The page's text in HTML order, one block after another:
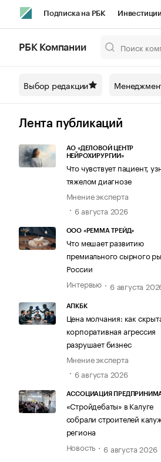
Подписка на РБК Инвестиции
Спецпроекты СПб
Технологии и медиа
РБК Компании
Выбор редакции
Лента публикаций
АО «ДЕЛОВОЙ ЦЕНТР
НЕЙРОХИРУРГИИ»
Что чувствует пациент,
тяжелом диагнозе
Мнение эксперта
6 августа 2026
ООО «РЕММА ТРЕЙД»
Что мешает развитию
премиального сырного
России
Интервью
6 августа
АПКБК
Цена молчания: как
корпоративная агрессия
разрушает бизнес
Мнение эксперта
6 августа 2026
АССОЦИАЦИЯ
«Стройдебаты» в Калуге
собрали строителей
региона
Новость
6 августа 2026